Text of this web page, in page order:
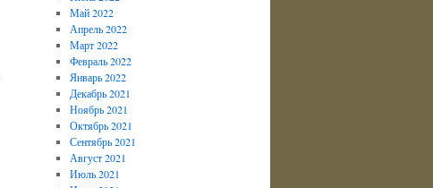
Май 2022
Апрель 2022
Март 2022
Февраль 2022
Январь 2022
Декабрь 2021
Ноябрь 2021
Октябрь 2021
Сентябрь 2021
Август 2021
Июль 2021